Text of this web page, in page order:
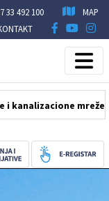
33 492 100
MAP
mreže u ulici